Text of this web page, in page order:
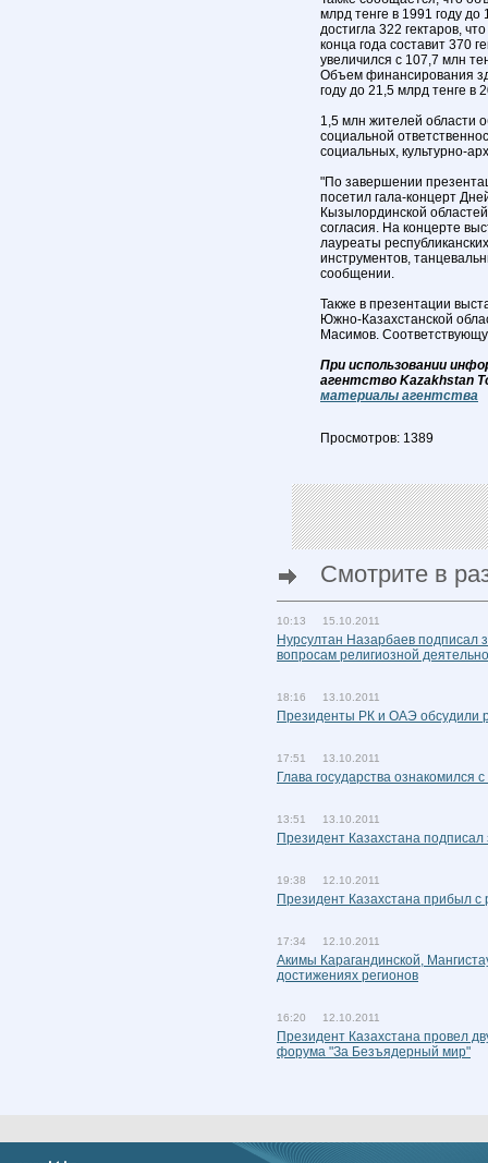
млрд тенге в 1991 году
достигла 322 гектаров,
конца года составит 370
увеличился с 107,7 млн
Объем финансирования
году до 21,5 млрд тенге в
1,5 млн жителей области
социальной
социальных, культурно-
"По завершении
посетил гала-концерт
Кызылординской
согласия. На концерте
лауреаты
инструментов,
сообщении.
Также в презентации
Южно-Казахстанской
Масимов.
При использовании
агентство Kazakhstan
материалы агентства
Просмотров: 1389
Смотрите в
10:13 15.10.2011
Нурсултан Назарбаев подписал
вопросам религиозной
18:16 13.10.2011
Президенты РК и ОАЭ обсудили
17:51 13.10.2011
Глава государства
13:51 13.10.2011
Президент Казахстана
19:38 12.10.2011
Президент Казахстана прибыл
17:34 12.10.2011
Акимы Карагандинской,
достижениях регионов
16:20 12.10.2011
Президент Казахстана провел
форума "За Безъядерный мир"